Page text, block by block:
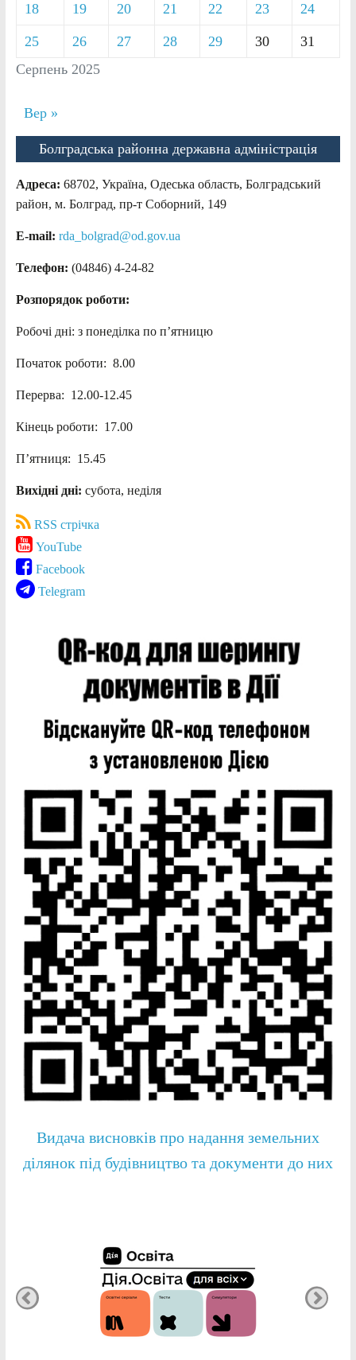
Серпень 2025
18 19 20 21 22 23 24
25 26 27 28 29 30 31
Вер »
Болградська районна державна адміністрація
Адреса: 68702, Україна, Одеська область, Болградський
район, м. Болград, пр-т Соборний, 149
E-mail: rda_bolgrad@od.gov.ua
Телефон: (04846) 4-24-82
Розпорядок роботи:
Робочі дні: з понеділка по п’ятницю
Початок роботи: 8.00
Перерва: 12.00-12.45
Кінець роботи: 17.00
П’ятниця: 15.45
Вихідні дні: субота, неділя
RSS стрічка
YouTube
Facebook
Telegram
Видача висновків про надання земельних
ділянок під будівництво та документи до них